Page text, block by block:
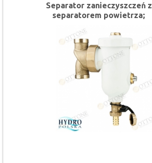
Separator zanieczyszczeń z
separatorem powietrza;